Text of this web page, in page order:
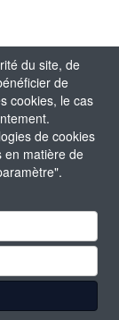
du site, de
de
cookies, le cas
de cookies
en matière de